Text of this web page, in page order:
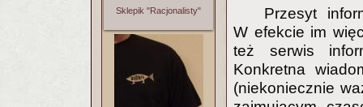
Sklepik "Racjonalisty"
Przesyt
W efekcie im
też serwis
Konkretna
(niekoniecznie